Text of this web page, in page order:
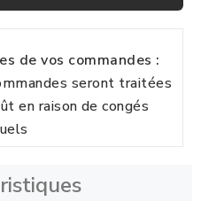
de vos commandes :
seront traitées
en raison de congés